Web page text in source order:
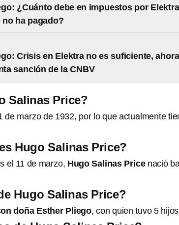
¿Cuánto debe en impuestos por
no ha pagado?
Crisis en Elektra no es suficiente, ahora
sanción de la CNBV
Salinas Price?
de marzo de 1932, por lo que actualmente
Hugo Salinas Price?
el 11 de marzo, Hugo Salinas Pricenació
Hugo Salinas Price?
doña Esther Pliego, con quien tuvo 5